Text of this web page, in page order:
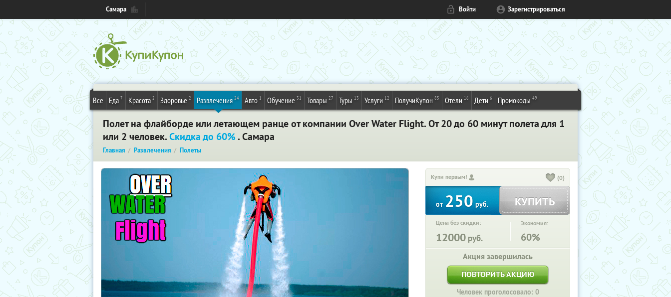
Самара Войти Зарегистрироваться
Все Еда 7 Красота 2 Здоровье 2 Развлечения 24 Авто 1 Обучение 31 Товары 27 Туры 13 Услуги 12 ПолучиКупон 85 Отели 16 Дети 6 Промокоды 49
Полет на флайборде или летающем ранце от компании Over Water Flight. От 20 до 60 минут полета для 1
или 2 человек.Скидка до 60%. Самара
Главная Развлечения Полеты
Купи первым! (0)
от250руб. КУПИТЬ
Цена без скидки:
12000 руб.
Экономия:
60%
Акция завершилась
ПОВТОРИТЬ АКЦИЮ
Человек проголосовало: 0